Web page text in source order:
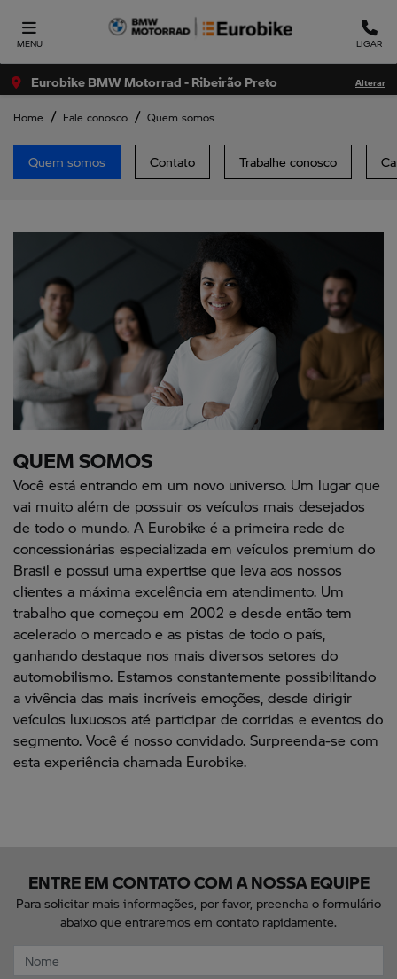
MENU LIGAR
Eurobike BMW Motorrad - Ribeirão Preto Alterar
Home Fale conosco Quem somos
Quem somos Contato Trabalhe conosco
QUEM SOMOS
Você está entrando em um novo universo. Um lugar que
vai muito além de possuir os veículos mais desejados
de todo o mundo. A Eurobike é a primeira rede de
concessionárias especializada em veículos premium do
Brasil e possui uma expertise que leva aos nossos
clientes a máxima excelência em atendimento. Um
trabalho que começou em 2002 e desde então tem
acelerado o mercado e as pistas de todo o país,
ganhando destaque nos mais diversos setores do
automobilismo. Estamos constantemente possibilitando
a vivência das mais incríveis emoções, desde dirigir
veículos luxuosos até participar de corridas e eventos do
segmento. Você é nosso convidado. Surpreenda-se com
esta experiência chamada Eurobike.
ENTRE EM CONTATO COM A NOSSA EQUIPE
Para solicitar mais informações, por favor, preencha o formulário
abaixo que entraremos em contato rapidamente.